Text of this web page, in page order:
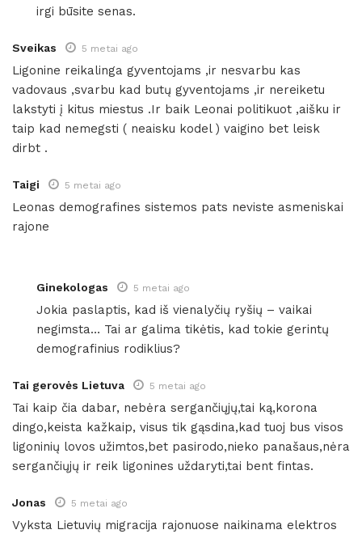
irgi būsite senas.
Sveikas 5 metai ago
Ligonine reikalinga gyventojams ,ir nesvarbu kas
vadovaus ,svarbu kad butų gyventojams ,ir nereiketu
lakstyti į kitus miestus .Ir baik Leonai politikuot ,aišku ir
taip kad nemegsti ( neaisku kodel ) vaigino bet leisk
dirbt .
Taigi 5 metai ago
Leonas demografines sistemos pats neviste asmeniskai
rajone
Ginekologas 5 metai ago
Jokia paslaptis, kad iš vienalyčių ryšių – vaikai
negimsta… Tai ar galima tikėtis, kad tokie gerintų
demografinius rodiklius?
Tai gerovės Lietuva 5 metai ago
Tai kaip čia dabar, nebėra sergančiųjų,tai ką,korona
dingo,keista kažkaip, visus tik gąsdina,kad tuoj bus visos
ligoninių lovos užimtos,bet pasirodo,nieko panašaus,nėra
sergančiųjų ir reik ligonines uždaryti,tai bent fintas.
Jonas 5 metai ago
Vyksta Lietuvių migracija rajonuose naikinama elektros